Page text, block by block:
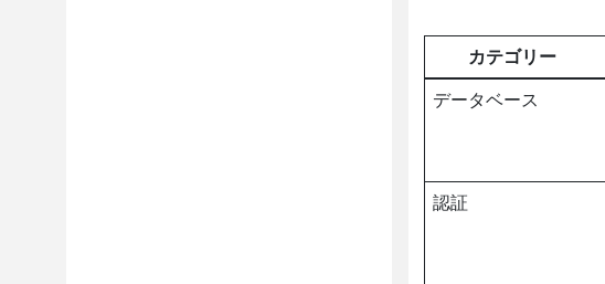
カテゴリー
データベース
認証